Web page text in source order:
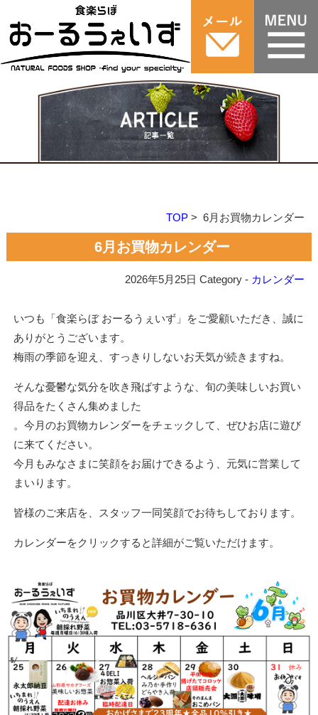
TOP > 6月お買物カレンダー
6月お買物カレンダー
2026年5月25日 Category - カレンダー
いつも「食楽らぼ おーるうぇいず」をご愛顧いただき、誠に
ありがとうございます。
梅雨の季節を迎え、すっきりしないお天気が続きますね。
そんな憂鬱な気分を吹き飛ばすような、旬の美味しいお買い
得品をたくさん集めました
。今月のお買物カレンダーをチェックして、ぜひお店に遊び
に来てください。
今月もみなさまに笑顔をお届けできるよう、元気に営業して
まいります。
皆様のご来店を、スタッフ一同笑顔でお待ちしております。
カレンダーをクリックすると詳細がご覧いただけます。